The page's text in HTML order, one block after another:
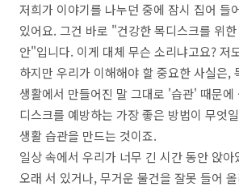
저희가 이야기를 나누던 중에 잠시 집어 들
있어요. 그건 바로 "건강한 목디스크를 위
안"입니다. 이게 대체 무슨 소리냐고요? 저
하지만 우리가 이해해야 할 중요한 사실은,
생활에서 만들어진 말 그대로 '습관' 때문에
디스크를 예방하는 가장 좋은 방법이 무엇
생활 습관을 만드는 것이죠.
일상 속에서 우리가 너무 긴 시간 동안 앉아
오래 서 있거나, 무거운 물건을 잘못 들어